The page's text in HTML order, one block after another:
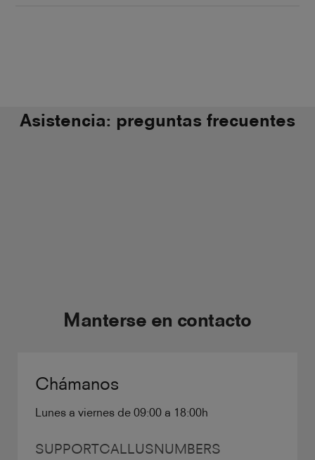
Asistencia: preguntas frecuentes
Manterse en contacto
Chámanos
Lunes a viernes de 09:00 a 18:00h
SUPPORTCALLUSNUMBERS